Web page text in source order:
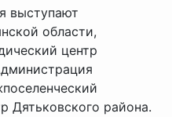
выступают
области,
центр
Дятьковского района.